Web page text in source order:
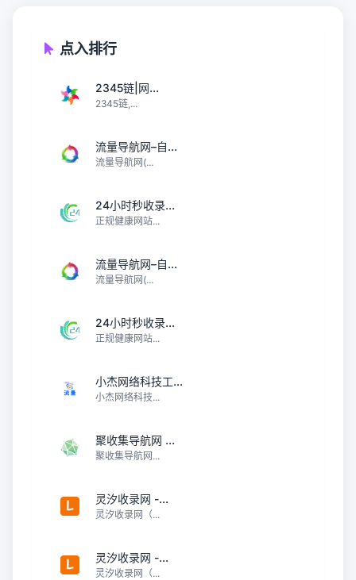
点入排行
2345链|网...
2345链,...
流量导航网–自...
流量导航网(...
24小时秒收录...
正规健康网站...
流量导航网–自...
流量导航网(...
24小时秒收录...
正规健康网站...
小杰网络科技工...
小杰网络科技...
聚收集导航网 ...
聚收集导航网...
灵汐收录网 -...
灵汐收录网（...
灵汐收录网 -...
灵汐收录网（...